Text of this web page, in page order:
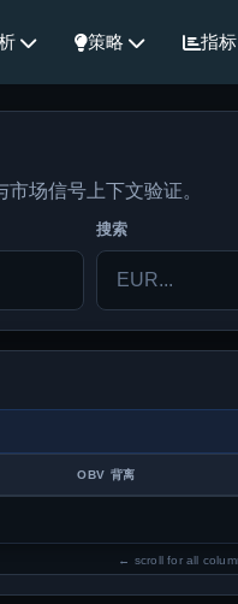
策略 指标
场信号上下文验证。
搜索
OBV 背离